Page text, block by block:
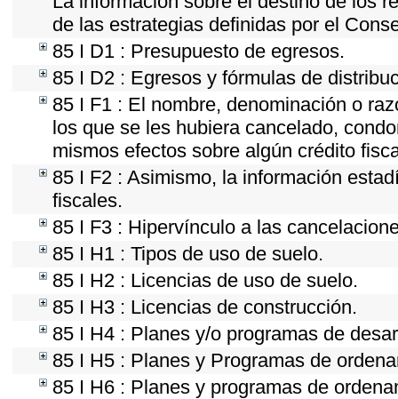
de las estrategias definidas por el
85 I D1 : Presupuesto de egresos.
85 I D2 : Egresos y fórmulas de
85 I F1 : El nombre, denominación o
los que se les hubiera cancelado,
mismos efectos sobre algún crédito
85 I F2 : Asimismo, la información
fiscales.
85 I F3 : Hipervínculo a las
85 I H1 : Tipos de uso de suelo.
85 I H2 : Licencias de uso de suelo.
85 I H3 : Licencias de construcción.
85 I H4 : Planes y/o programas de
85 I H5 : Planes y Programas de
85 I H6 : Planes y programas de